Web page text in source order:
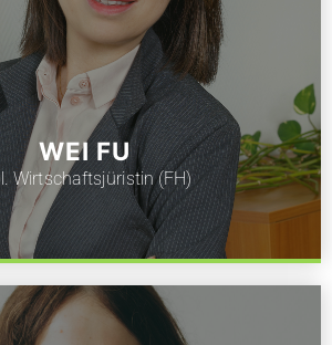
WEI FU
Wirtschaftsjüristin (FH)